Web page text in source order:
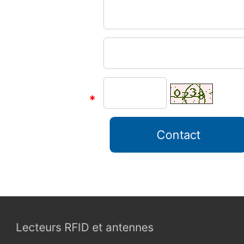
*
Lecteurs RFID et antennes